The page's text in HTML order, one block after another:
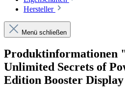
Hersteller
Menü schließen
Produktinformationen
Unlimited Secrets of
Edition Booster